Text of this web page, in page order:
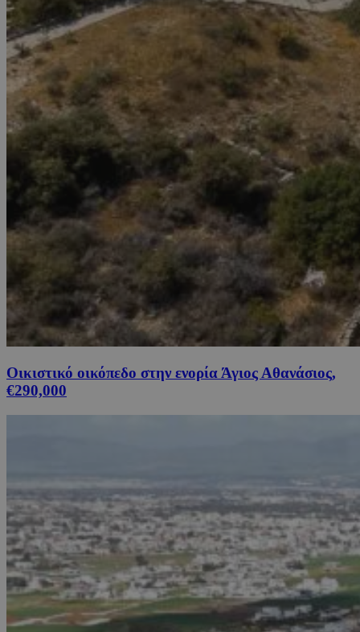
Οικιστικό οικόπεδο στην ενορία Άγιος Αθανάσιος,
€290,000